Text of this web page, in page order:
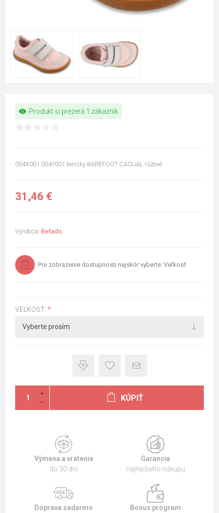
visibility Produkt si prezerá 1 zákazník
004X001 004Y001 tenisky BAREFOOT CASUAL růžové
31,46 €
Výrobca: Befado
Pre zobrazenie dostupnosti najskôr vyberte: Veľkosť
VEĽKOSŤ: *
KÚPIŤ
Výmena a vrátenie
do 30 dní
Garancia
najlepšieho nákupu
Doprava zadarmo
Bonus program